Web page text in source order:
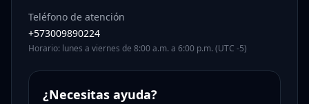
Teléfono de atención
+573009890224
Horario: lunes a viernes de 8:00 a.m. a 6:00 p.m. (UTC -5)
¿Necesitas ayuda?